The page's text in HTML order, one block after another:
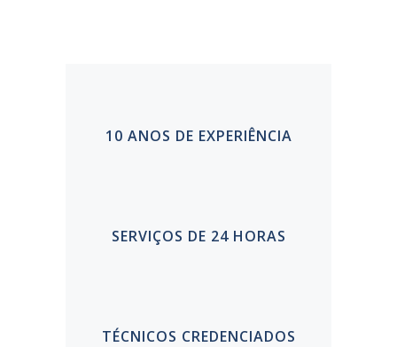
10 ANOS DE EXPERIÊNCIA
SERVIÇOS DE 24 HORAS
TÉCNICOS CREDENCIADOS